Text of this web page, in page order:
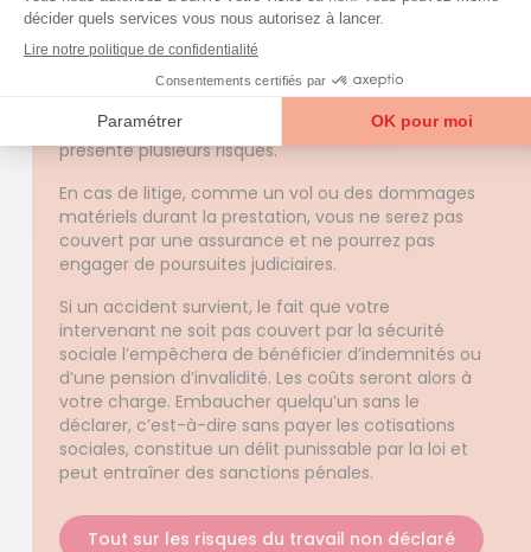
Accéder à la FAQ Trouver mon agence
Quels sont les risques associés à l'embauche
d'une aide à domicile non déclarée ?
Recourir à une aide à domicile non déclarée
présente plusieurs risques.
En cas de litige, comme un vol ou des dommages
matériels durant la prestation, vous ne serez pas
couvert par une assurance et ne pourrez pas
engager de poursuites judiciaires.
Si un accident survient, le fait que votre
intervenant ne soit pas couvert par la sécurité
sociale l’empêchera de bénéficier d’indemnités ou
d’une pension d’invalidité. Les coûts seront alors à
votre charge. Embaucher quelqu’un sans le
déclarer, c’est-à-dire sans payer les cotisations
sociales, constitue un délit punissable par la loi et
peut entraîner des sanctions pénales.
Tout sur les risques du travail non déclaré